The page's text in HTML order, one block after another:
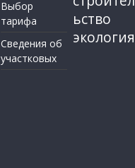
Выбор
тарифа
Сведения об
участковых
ьство
экология